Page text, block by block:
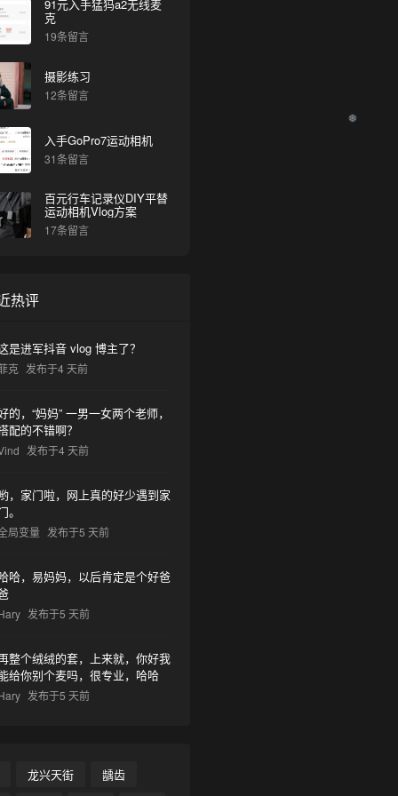
91元入手猛犸a2无线麦
克
19条留言
摄影练习
12条留言
入手GoPro7运动相机
31条留言
百元行车记录仪DIY平替
运动相机Vlog方案
17条留言
热评
是进军抖音 vlog 博主了？
克 发布于4 天前
的，“妈妈” 一男一女两个老师，
配的不错啊？
发布于4 天前
，家门啦，网上真的好少遇到家
。
局变量 发布于5 天前
哈，易妈妈，以后肯定是个好爸
发布于5 天前
整个绒绒的套，上来就，你好我
给你别个麦吗，很专业，哈哈
发布于5 天前
龙兴天街 龋齿